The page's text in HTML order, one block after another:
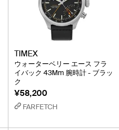
TIMEX
ウォーターベリー エース フラ
イバック 43Mm 腕時計 - ブラッ
ク
¥58,200
FARFETCH